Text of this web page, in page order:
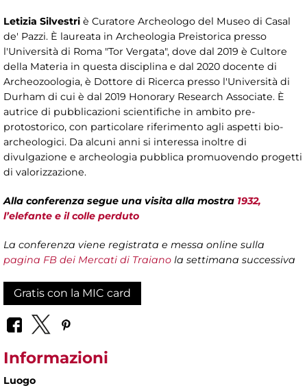
Letizia Silvestri è Curatore Archeologo del Museo di Casal
de' Pazzi. È laureata in Archeologia Preistorica presso
l'Università di Roma "Tor Vergata", dove dal 2019 è Cultore
della Materia in questa disciplina e dal 2020 docente di
Archeozoologia, è Dottore di Ricerca presso l'Università di
Durham di cui è dal 2019 Honorary Research Associate. È
autrice di pubblicazioni scientifiche in ambito pre-
protostorico, con particolare riferimento agli aspetti bio-
archeologici. Da alcuni anni si interessa inoltre di
divulgazione e archeologia pubblica promuovendo progetti
di valorizzazione.
Alla conferenza segue una visita alla mostra 1932,
l’elefante e il colle perduto
La conferenza viene registrata e messa online sulla
pagina FB dei Mercati di Traiano la settimana successiva
Gratis con la MIC card
Informazioni
Luogo